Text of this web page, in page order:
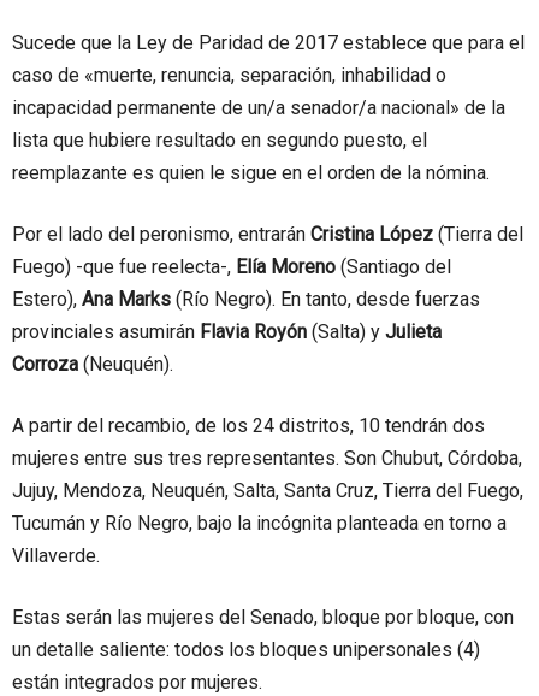
Sucede que la Ley de Paridad de 2017 establece que para el
caso de «muerte, renuncia, separación, inhabilidad o
incapacidad permanente de un/a senador/a nacional» de la
lista que hubiere resultado en segundo puesto, el
reemplazante es quien le sigue en el orden de la nómina.
Por el lado del peronismo, entrarán Cristina López (Tierra del
Fuego) -que fue reelecta-, Elía Moreno (Santiago del
Estero), Ana Marks (Río Negro). En tanto, desde fuerzas
provinciales asumirán Flavia Royón (Salta) y Julieta
Corroza (Neuquén).
A partir del recambio, de los 24 distritos, 10 tendrán dos
mujeres entre sus tres representantes. Son Chubut, Córdoba,
Jujuy, Mendoza, Neuquén, Salta, Santa Cruz, Tierra del Fuego,
Tucumán y Río Negro, bajo la incógnita planteada en torno a
Villaverde.
Estas serán las mujeres del Senado, bloque por bloque, con
un detalle saliente: todos los bloques unipersonales (4)
están integrados por mujeres.